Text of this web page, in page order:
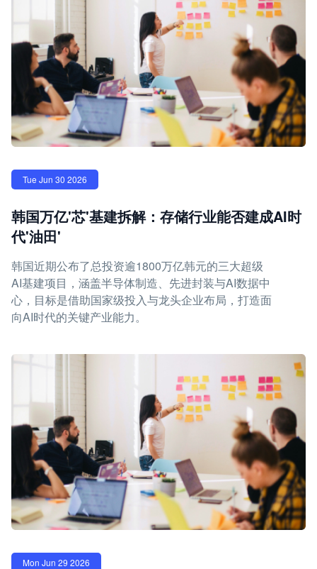
Tue Jun 30 2026
韩国万亿'芯'基建拆解：存储行业能否建成AI时
代'油田'
韩国近期公布了总投资逾1800万亿韩元的三大超级
AI基建项目，涵盖半导体制造、先进封装与AI数据中
心，目标是借助国家级投入与龙头企业布局，打造面
向AI时代的关键产业能力。
Mon Jun 29 2026